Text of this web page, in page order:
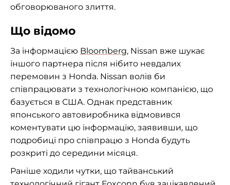
обговорюваного злиття.
Що відомо
За інформацією Bloomberg, Nissan вже шукає
іншого партнера після нібито невдалих
перемовин з Honda. Nissan волів би
співпрацювати з технологічною компанією, що
базується в США. Однак представник
японського автовиробника відмовився
коментувати цю інформацію, заявивши, що
подробиці про співпрацю з Honda будуть
розкриті до середини місяця.
Раніше ходили чутки, що тайванський